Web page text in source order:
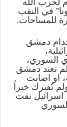
لحزب الله
في النقب
للمساحات.
دمشق
السوري،
تعتد دمشق
او اصابت
تُفبرك خبراً
اسرائيل نفت